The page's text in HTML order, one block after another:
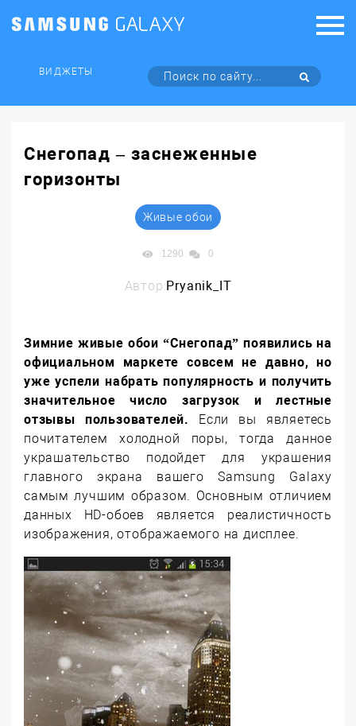
ВИДЖЕТЫ
Снегопад – заснеженные
горизонты
Живые обои
1290 0
Автор:Pryanik_IT
Зимние живые обои “Снегопад” появились на
официальном маркете совсем не давно, но
уже успели набрать популярность и получить
значительное число загрузок и лестные
отзывы пользователей. Если вы являетесь
почитателем холодной поры, тогда данное
украшательство подойдет для украшения
главного экрана вашего Samsung Galaxy
самым лучшим образом. Основным отличием
данных HD-обоев является реалистичность
изображения, отображаемого на дисплее.